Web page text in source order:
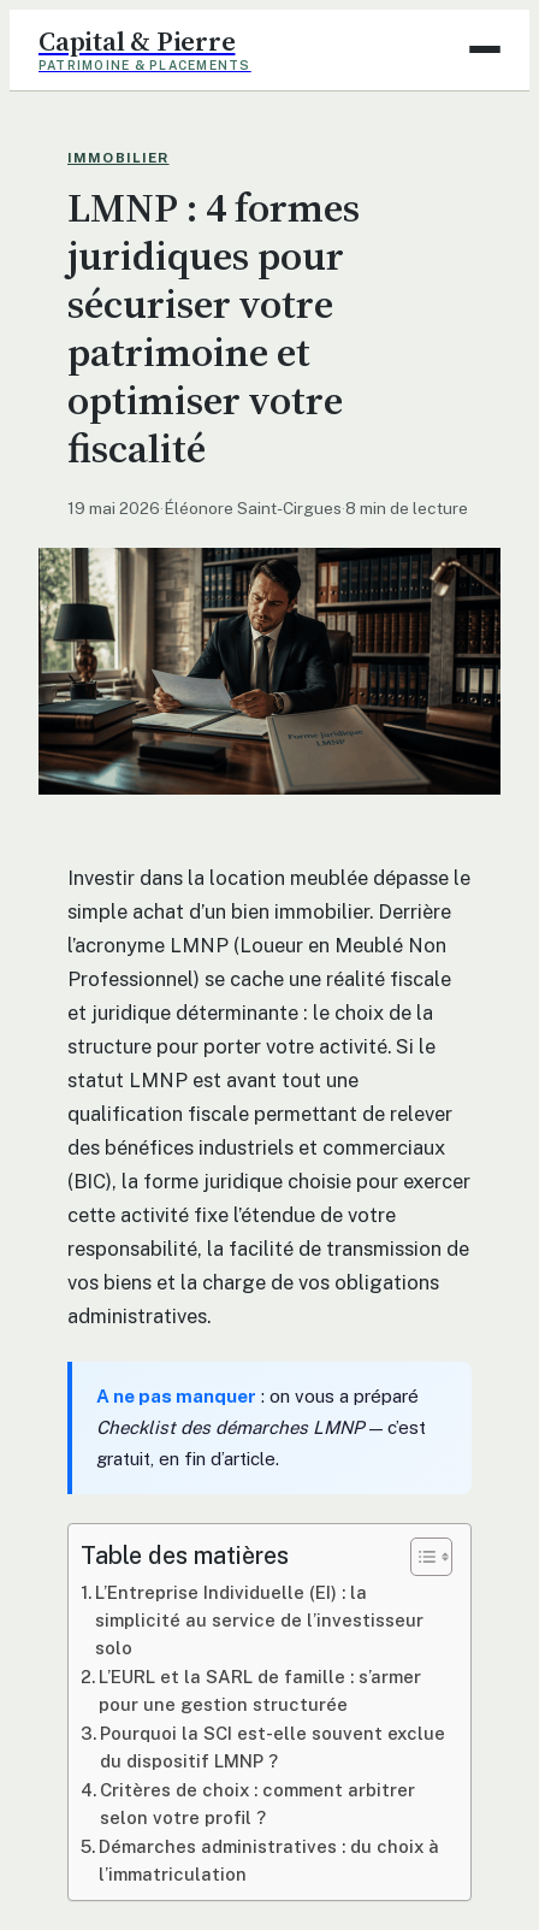
Capital & Pierre
PATRIMOINE & PLACEMENTS
Finance
Immobilier
Maison
Déco
IMMOBILIER
LMNP : 4 formes
juridiques pour
sécuriser votre
patrimoine et
optimiser votre
fiscalité
19 mai 2026·Éléonore Saint-Cirgues·8 min de lecture
Investir dans la location meublée dépasse le
simple achat d’un bien immobilier. Derrière
l’acronyme LMNP (Loueur en Meublé Non
Professionnel) se cache une réalité fiscale
et juridique déterminante : le choix de la
structure pour porter votre activité. Si le
statut LMNP est avant tout une
qualification fiscale permettant de relever
des bénéfices industriels et commerciaux
(BIC), la forme juridique choisie pour exercer
cette activité fixe l’étendue de votre
responsabilité, la facilité de transmission de
vos biens et la charge de vos obligations
administratives.
A ne pas manquer : on vous a préparé
Checklist des démarches LMNP— c’est
gratuit, en fin d’article.
Table des matières
L’Entreprise Individuelle (EI) : la
simplicité au service de l’investisseur
solo
L’EURL et la SARL de famille : s’armer
pour une gestion structurée
Pourquoi la SCI est-elle souvent exclue
du dispositif LMNP ?
Critères de choix : comment arbitrer
selon votre profil ?
Démarches administratives : du choix à
l’immatriculation